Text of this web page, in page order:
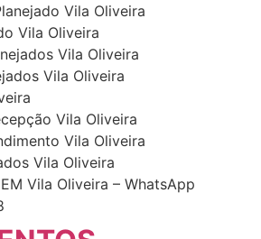
Vila Oliveira
Vila Oliveira
Vila Oliveira
Vila Oliveira
Vila Oliveira
Vila Oliveira
Vila Oliveira
EM Vila Oliveira – WhatsApp